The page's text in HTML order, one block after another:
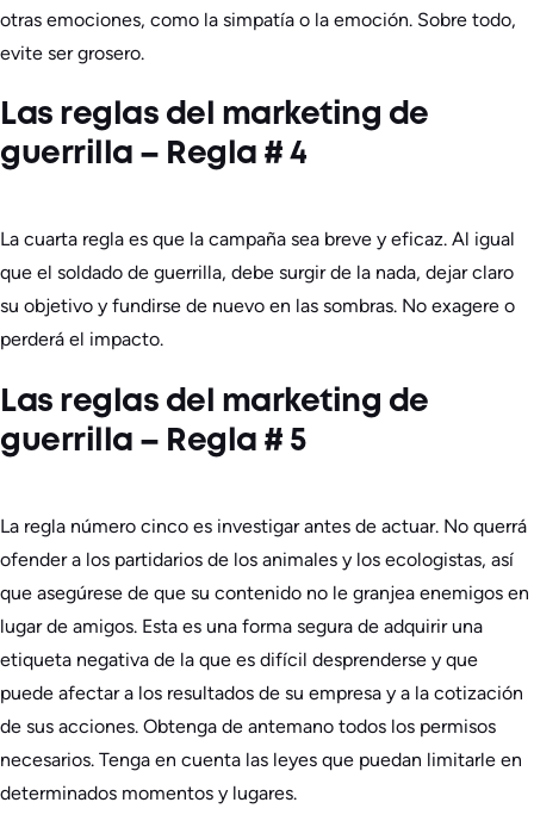
otras emociones, como la simpatía o la emoción. Sobre todo,
evite ser grosero.
Las reglas del marketing de
guerrilla – Regla # 4
La cuarta regla es que la campaña sea breve y eficaz. Al igual
que el soldado de guerrilla, debe surgir de la nada, dejar claro
su objetivo y fundirse de nuevo en las sombras. No exagere o
perderá el impacto.
Las reglas del marketing de
guerrilla – Regla # 5
La regla número cinco es investigar antes de actuar. No querrá
ofender a los partidarios de los animales y los ecologistas, así
que asegúrese de que su contenido no le granjea enemigos en
lugar de amigos. Esta es una forma segura de adquirir una
etiqueta negativa de la que es difícil desprenderse y que
puede afectar a los resultados de su empresa y a la cotización
de sus acciones. Obtenga de antemano todos los permisos
necesarios. Tenga en cuenta las leyes que puedan limitarle en
determinados momentos y lugares.